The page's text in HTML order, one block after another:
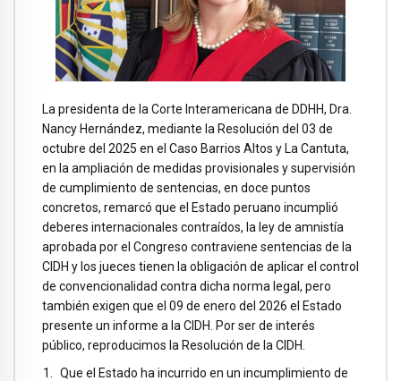
La presidenta de la Corte Interamericana de DDHH, Dra.
Nancy Hernández, mediante la Resolución del 03 de
octubre del 2025 en el Caso Barrios Altos y La Cantuta,
en la ampliación de medidas provisionales y supervisión
de cumplimiento de sentencias, en doce puntos
concretos, remarcó que el Estado peruano incumplió
deberes internacionales contraídos, la ley de amnistía
aprobada por el Congreso contraviene sentencias de la
CIDH y los jueces tienen la obligación de aplicar el control
de convencionalidad contra dicha norma legal, pero
también exigen que el 09 de enero del 2026 el Estado
presente un informe a la CIDH. Por ser de interés
público, reproducimos la Resolución de la CIDH.
Que el Estado ha incurrido en un incumplimiento de